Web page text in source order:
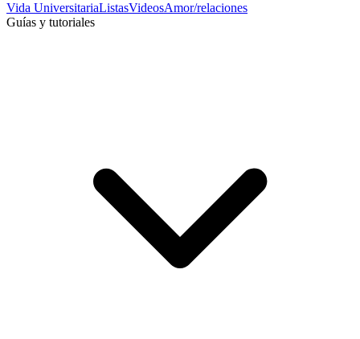
Vida UniversitariaListasVideosAmor/relaciones
Guías y tutoriales